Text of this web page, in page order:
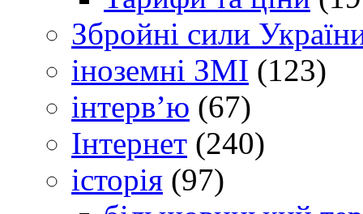
Збройні сили
іноземні ЗМІ (123)
інтерв’ю (67)
Інтернет (240)
історія (97)